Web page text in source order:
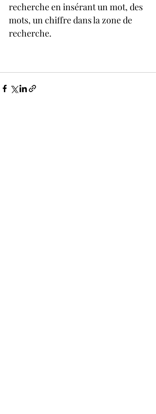
recherche en insérant un mot, des
mots, un chiffre dans la zone de
recherche.